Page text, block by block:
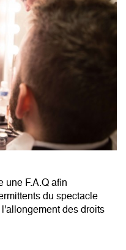
une F.A.Q afin
du spectacle
des droits